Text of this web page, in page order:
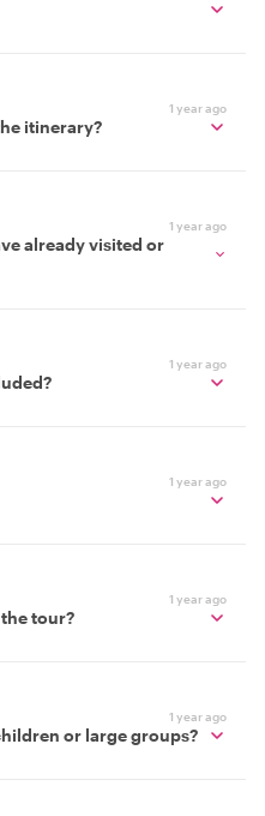
1 year ago
itinerary?
1 year ago
already visited or
1 year ago
1 year ago
1 year ago
tour?
1 year ago
or large groups?